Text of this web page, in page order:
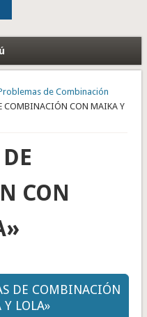
de Combinación
COMBINACIÓN CON MAIKA Y
CON
DE COMBINACIÓN
LOLA»